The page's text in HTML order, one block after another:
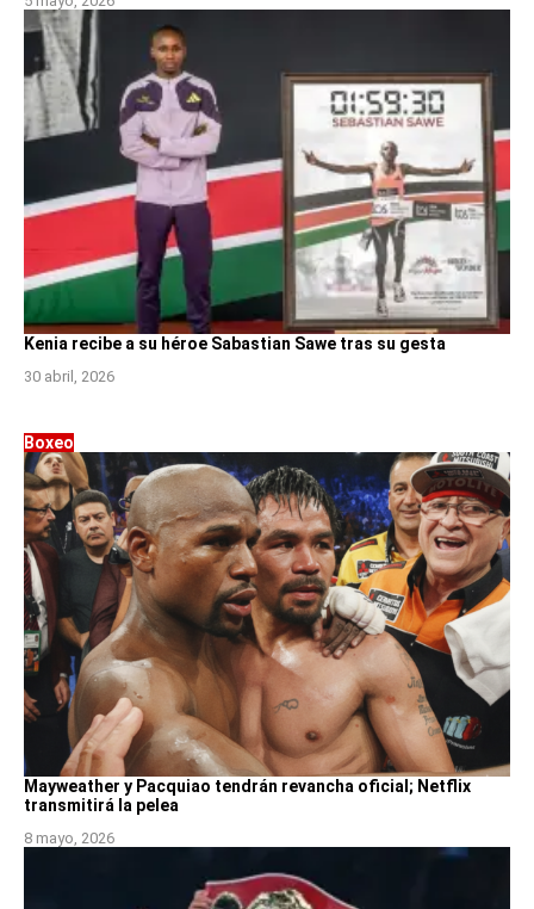
Kenia recibe a su héroe Sabastian Sawe tras su gesta
30 abril, 2026
Boxeo
Mayweather y Pacquiao tendrán revancha oficial; Netflix
transmitirá la pelea
8 mayo, 2026